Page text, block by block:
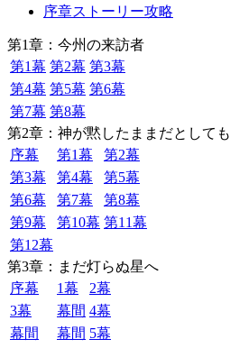
序章ストーリー攻略
第1章：今州の来訪者
第1幕 第2幕 第3幕
第4幕 第5幕 第6幕
第7幕 第8幕
第2章：神が黙したままだとしても
序幕
第1幕
第2幕
第3幕
第4幕
第5幕
第6幕
第7幕
第8幕
第9幕
第10幕 第11幕
第12幕
第3章：まだ灯らぬ星へ
序幕
1幕
2幕
3幕
幕間 4幕
幕間
幕間 5幕